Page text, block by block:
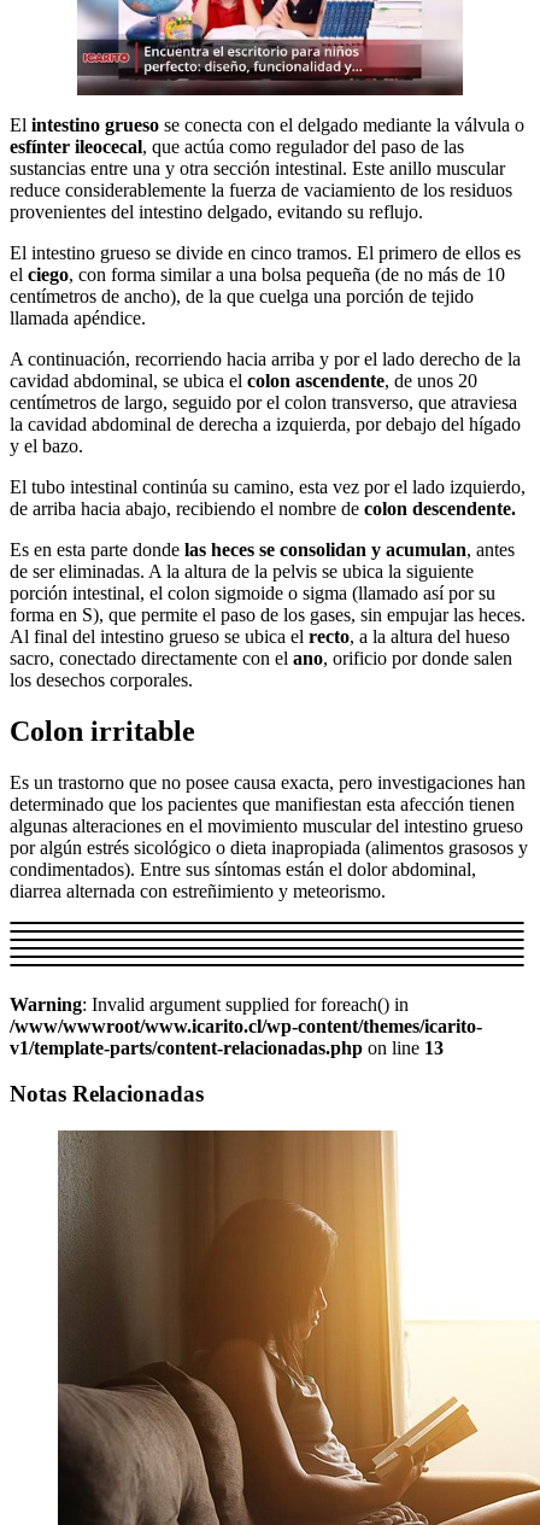
El intestino grueso se conecta con el delgado mediante la válvula o
esfínter ileocecal, que actúa como regulador del paso de las
sustancias entre una y otra sección intestinal. Este anillo muscular
reduce considerablemente la fuerza de vaciamiento de los residuos
provenientes del intestino delgado, evitando su reflujo.
El intestino grueso se divide en cinco tramos. El primero de ellos es
el ciego, con forma similar a una bolsa pequeña (de no más de 10
centímetros de ancho), de la que cuelga una porción de tejido
llamada apéndice.
A continuación, recorriendo hacia arriba y por el lado derecho de la
cavidad abdominal, se ubica el colon ascendente, de unos 20
centímetros de largo, seguido por el colon transverso, que atraviesa
la cavidad abdominal de derecha a izquierda, por debajo del hígado
y el bazo.
El tubo intestinal continúa su camino, esta vez por el lado izquierdo,
de arriba hacia abajo, recibiendo el nombre de colon descendente.
Es en esta parte donde las heces se consolidan y acumulan, antes
de ser eliminadas. A la altura de la pelvis se ubica la siguiente
porción intestinal, el colon sigmoide o sigma (llamado así por su
forma en S), que permite el paso de los gases, sin empujar las heces.
Al final del intestino grueso se ubica el recto, a la altura del hueso
sacro, conectado directamente con el ano, orificio por donde salen
los desechos corporales.
Colon irritable
Es un trastorno que no posee causa exacta, pero investigaciones han
determinado que los pacientes que manifiestan esta afección tienen
algunas alteraciones en el movimiento muscular del intestino grueso
por algún estrés sicológico o dieta inapropiada (alimentos grasosos y
condimentados). Entre sus síntomas están el dolor abdominal,
diarrea alternada con estreñimiento y meteorismo.
Warning: Invalid argument supplied for foreach() in
/www/wwwroot/www.icarito.cl/wp-content/themes/icarito-
v1/template-parts/content-relacionadas.php on line 13
Notas Relacionadas